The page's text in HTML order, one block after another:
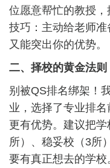
位愿意帮忙的教授
技巧：主动给老师
又能突出你的优势。
二、择校的黄金法则
别被QS排名绑架！
业，选择了专业排
更有优势。建议把
所）、稳妥校（3所
要有真正想去的学校